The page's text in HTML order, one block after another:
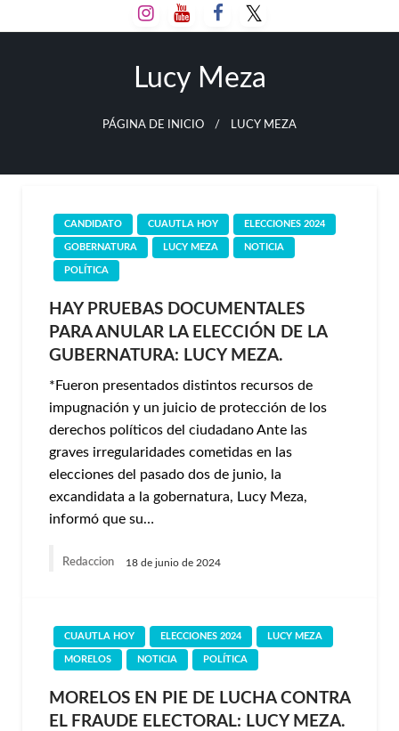
al
Lucy Meza
PÁGINA DE INICIO LUCY MEZA
CANDIDATO CUAUTLA HOY ELECCIONES 2024
GOBERNATURA LUCY MEZA NOTICIA
POLÍTICA
HAY PRUEBAS DOCUMENTALES
PARA ANULAR LA ELECCIÓN DE LA
GUBERNATURA: LUCY MEZA.
*Fueron presentados distintos recursos de
impugnación y un juicio de protección de los
derechos políticos del ciudadano Ante las
graves irregularidades cometidas en las
elecciones del pasado dos de junio, la
excandidata a la gobernatura, Lucy Meza,
informó que su…
Redaccion 18 de junio de 2024
CUAUTLA HOY ELECCIONES 2024 LUCY MEZA
MORELOS NOTICIA POLÍTICA
MORELOS EN PIE DE LUCHA CONTRA
EL FRAUDE ELECTORAL: LUCY MEZA.